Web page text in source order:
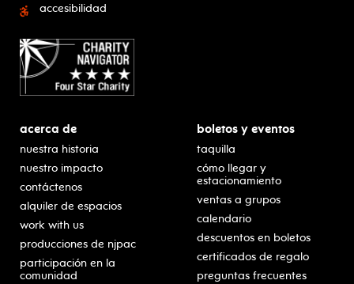
accesibilidad
acerca de
nuestra historia
nuestro impacto
contáctenos
alquiler de espacios
work with us
producciones de njpac
participación en la
comunidad
boletos y eventos
taquilla
cómo llegar y
estacionamiento
ventas a grupos
calendario
descuentos en boletos
certificados de regalo
preguntas frecuentes